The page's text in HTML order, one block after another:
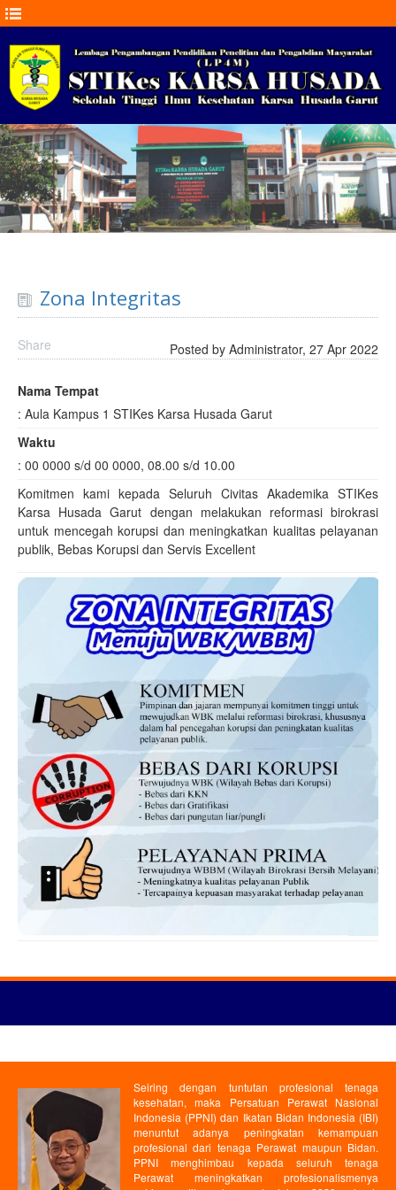
Zona Integritas
Share Posted by Administrator, 27 Apr 2022
Nama Tempat
: Aula Kampus 1 STIKes Karsa Husada Garut
Waktu
: 00 0000 s/d 00 0000, 08.00 s/d 10.00
Komitmen kami kepada Seluruh Civitas Akademika STIKes
Karsa Husada Garut dengan melakukan reformasi birokrasi
untuk mencegah korupsi dan meningkatkan kualitas pelayanan
publik, Bebas Korupsi dan Servis Excellent
Seiring dengan tuntutan profesional tenaga
kesehatan, maka Persatuan Perawat Nasional
Indonesia (PPNI) dan Ikatan Bidan Indonesia (IBI)
menuntut adanya peningkatan kemampuan
profesional dari tenaga Perawat maupun Bidan.
PPNI menghimbau kepada seluruh tenaga
Perawat meningkatkan profesionalismenya